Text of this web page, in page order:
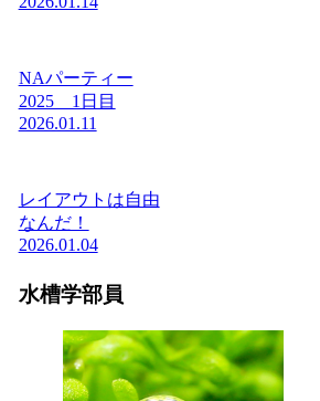
NAパーティー
2025 1日目
2026.01.11
レイアウトは自由
なんだ！
2026.01.04
水槽学部員